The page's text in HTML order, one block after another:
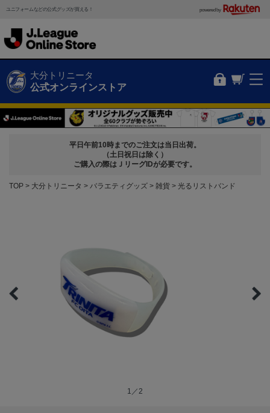
ユニフォームなどの公式グッズが買える！ powered by
大分トリニータ
公式オンラインストア
平日午前10時までのご注文は当日出荷。
（土日祝日は除く）
ご購入の際はＪリーグIDが必要です。
TOP 大分トリニータ バラエティグッズ 雑貨 光るリストバンド
1／2